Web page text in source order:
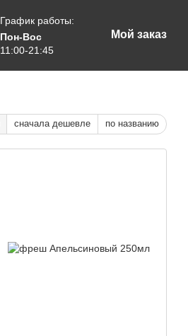
График работы:
Пон-Вос
11:00-21:45
Мой заказ
сначала дешевле по названию